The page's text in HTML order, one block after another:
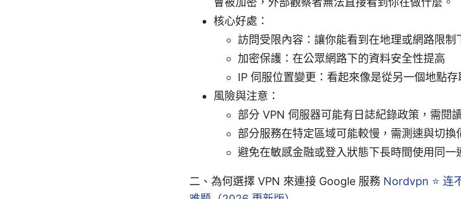
核心好處：
訪問受限內容：讓你能看到在地理或網路限制
加密保護：在公眾網路下的資料安全性提高
IP 伺服位置變更：看起來像是從另一個地點存
風險與注意：
部分 VPN 伺服器可能有日誌紀錄政策，需閱
部分服務在特定區域可能較慢，需測速與切換
避免在敏感金融或登入狀態下長時間使用同一
二、為何選擇 VPN 來連接 Google 服務 Nordvpn ⭐ 连